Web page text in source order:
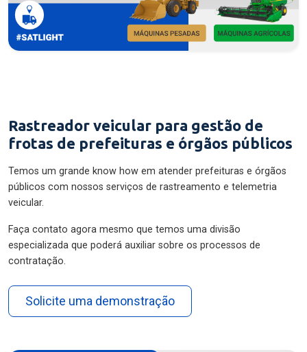
Rastreador veicular para gestão de
frotas de prefeituras e órgãos públicos
Temos um grande know how em atender prefeituras e órgãos
públicos com nossos serviços de rastreamento e telemetria
veicular.
Faça contato agora mesmo que temos uma divisão
especializada que poderá auxiliar sobre os processos de
contratação.
Solicite uma demonstração